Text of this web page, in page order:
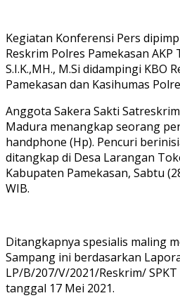
Kegiatan Konferensi Pers
Reskrim Polres Pamekasan AKP
S.I.K.,MH., M.Si didampingi KBO
Pamekasan dan Kasihumas
Anggota Sakera Sakti
Madura menangkap seorang
handphone (Hp). Pencuri
ditangkap di Desa Larangan
Kabupaten Pamekasan, Sabtu
WIB.
Ditangkapnya spesialis maling
Sampang ini berdasarkan
LP/B/207/V/2021/Reskrim/ SPKT
tanggal 17 Mei 2021.